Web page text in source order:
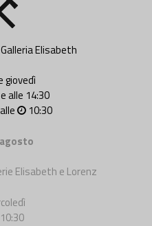
Elisabeth
giovedì
alle 14:30
10:30
Elisabeth e Lorenz